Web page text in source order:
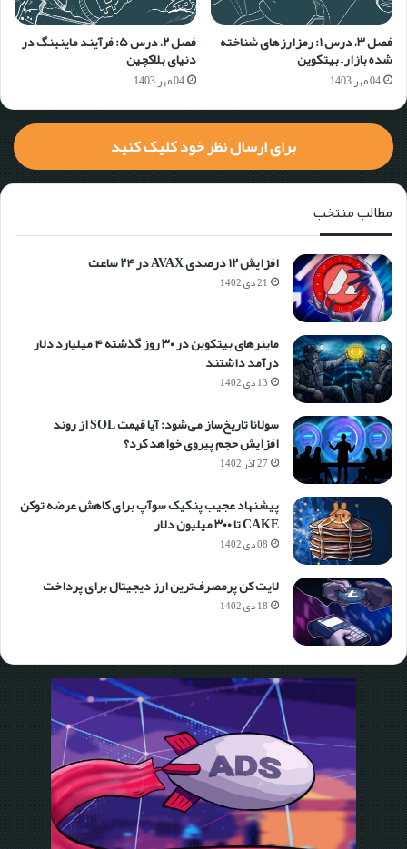
فصل ۳، درس ۱: رمزارزهای شناخته
شده بازار – بیتکوین
04 مهر 1403
فصل ۲، درس ۵:‌ فرآیند ماینینگ در
دنیای بلاکچین
04 مهر 1403
برای ارسال نظر خود کلیک کنید
مطالب منتخب
افزایش ۱۲ درصدی AVAX در ۲۴ ساعت
21 دی 1402
ماینرهای بیتکوین در ۳۰ روز گذشته ۴ میلیارد دلار
درآمد داشتند
13 دی 1402
سولانا تاریخ‌ساز می‌شود: آیا قیمت SOL از روند
افزایش حجم پیروی خواهد کرد؟
27 آذر 1402
پیشنهاد عجیب پنکیک سوآپ برای کاهش عرضه توکن
CAKE تا ۳۰۰ میلیون دلار
08 دی 1402
لایت کن پرمصرف‌ترین ارز دیجیتال برای پرداخت
18 دی 1402